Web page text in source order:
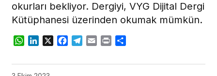
okurları bekliyor. Dergiyi, VYG Dijital Dergi
Kütüphanesi üzerinden okumak mümkün.
WhatsApp
LinkedIn
X Facebook
Telegram
Email Print